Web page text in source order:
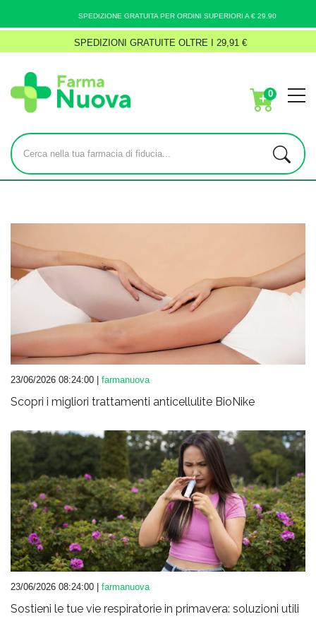
SPEDIZIONE GRATUITA PER ORDINI SUPERIORI A € 29.90
SPEDIZIONI GRATUITE OLTRE I 29,91 €
0
23/06/2026 08:24:00 | farmanuova
Scopri i migliori trattamenti anticellulite BioNike
23/06/2026 08:24:00 | farmanuova
Sostieni le tue vie respiratorie in primavera: soluzioni utili